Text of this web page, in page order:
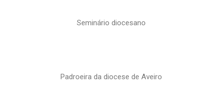
Seminário diocesano
Padroeira da diocese de Aveiro